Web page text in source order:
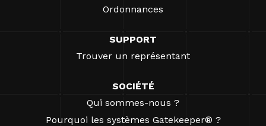
Ordonnances
SUPPORT
Trouver un représentant
SOCIÉTÉ
Qui sommes-nous ?
Pourquoi les systèmes Gatekeeper® ?